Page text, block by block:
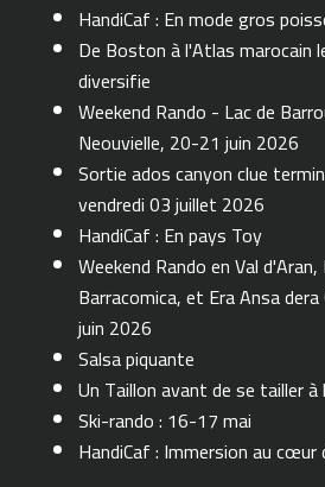
HandiCaf : En mode gros
De Boston à l'Atlas marocain
diversifie
Weekend Rando - Lac de
Neouvielle, 20-21 juin 2026
Sortie ados canyon clue
vendredi 03 juillet 2026
HandiCaf : En pays Toy
Weekend Rando en Val
Barracomica, et Era Ansa
juin 2026
Salsa piquante
Un Taillon avant de se tailler à
Ski-rando : 16-17 mai
HandiCaf : Immersion au cœur